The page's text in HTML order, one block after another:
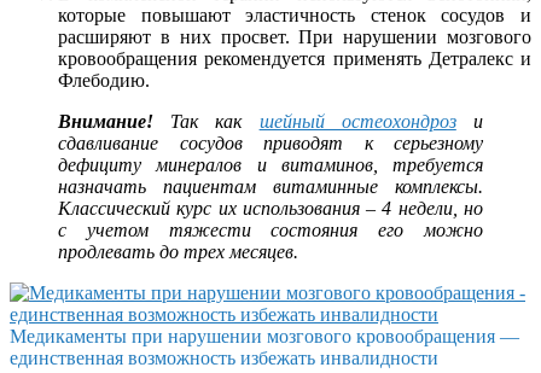
которые повышают эластичность стенок сосудов и
расширяют в них просвет. При нарушении мозгового
кровообращения рекомендуется применять Детралекс и
Флебодию.
Внимание! Так как шейный остеохондрози
сдавливание сосудов приводят к серьезному
дефициту минералов и витаминов, требуется
назначать пациентам витаминные комплексы.
Классический курс их использования – 4 недели, но
с учетом тяжести состояния его можно
продлевать до трех месяцев.
Медикаменты при нарушении мозгового кровообращения —
единственная возможность избежать инвалидности